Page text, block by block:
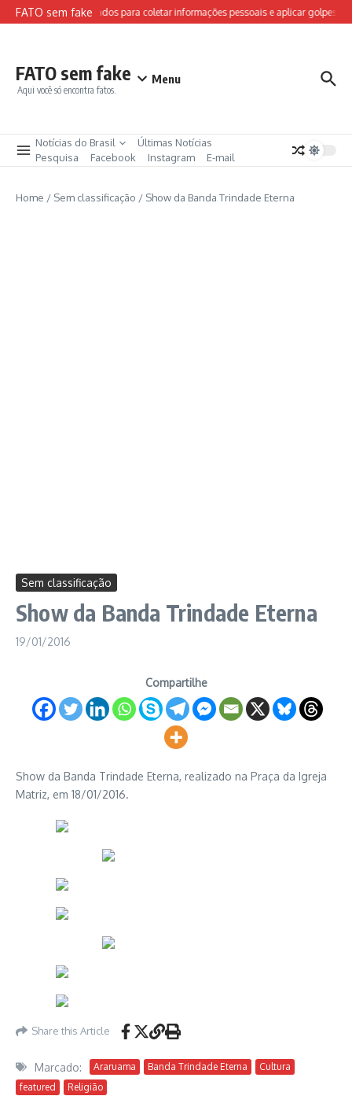
Ir para o conteúdo
FATO sem fake
falsos da FIFA são usados para coletar informações pessoais e aplicar golpes
FATO sem fake
Aqui você só encontra fatos.
Menu
Notícias do Brasil
Últimas Notícias
Pesquisa
Facebook Instagram E-mail
Home / Sem classificação / Show da Banda Trindade Eterna
Sem classificação
Show da Banda Trindade Eterna
19/01/2016
Compartilhe
Show da Banda Trindade Eterna, realizado na Praça da Igreja
Matriz, em 18/01/2016.
Share this Article
Marcado: Araruama Banda Trindade Eterna
Cultura
featured
Religião